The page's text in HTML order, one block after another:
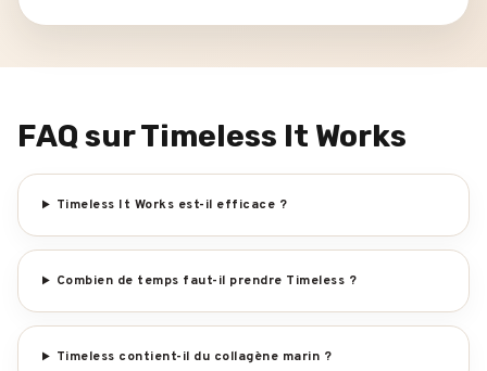
FAQ sur Timeless It Works
Timeless It Works est-il efficace ?
Combien de temps faut-il prendre Timeless ?
Timeless contient-il du collagène marin ?